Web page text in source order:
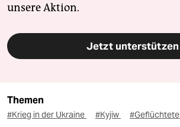
unsere Aktion.
Jetzt unterstützen
Themen
#Krieg in der Ukraine #Kyjiw #Geflüchtete